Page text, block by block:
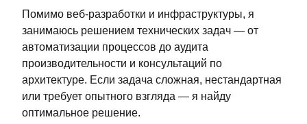
Помимо веб-разработки и инфраструктуры, я
занимаюсь решением технических задач — от
автоматизации процессов до аудита
производительности и консультаций по
архитектуре. Если задача сложная, нестандартная
или требует опытного взгляда — я найду
оптимальное решение.